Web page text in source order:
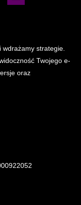
strategie.
Twojego e-
oraz